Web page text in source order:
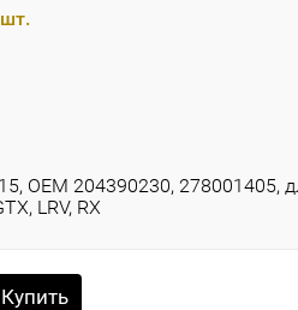
OEM 204390230, 278001405,
LRV, RX
Купить